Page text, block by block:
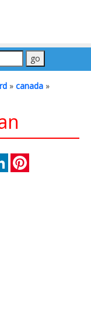
» canada »
LinkedIn